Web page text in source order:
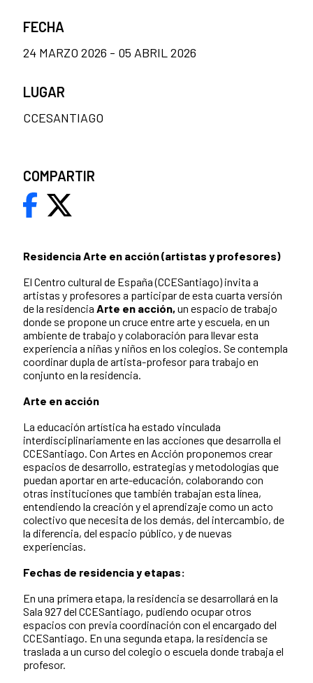
Residencia Arte en acción (artistas y profesores)
El Centro cultural de España (CCESantiago) invita a
artistas y profesores a participar de esta cuarta versión
de la residencia Arte en acción, un espacio de trabajo
donde se propone un cruce entre arte y escuela, en un
ambiente de trabajo y colaboración para llevar esta
experiencia a niñas y niños en los colegios. Se contempla
coordinar dupla de artista-profesor para trabajo en
conjunto en la residencia.
Arte en acción
La educación artística ha estado vinculada
interdisciplinariamente en las acciones que desarrolla el
CCESantiago. Con Artes en Acción proponemos crear
espacios de desarrollo, estrategias y metodologías que
puedan aportar en arte-educación, colaborando con
otras instituciones que también trabajan esta línea,
entendiendo la creación y el aprendizaje como un acto
colectivo que necesita de los demás, del intercambio, de
la diferencia, del espacio público, y de nuevas
experiencias.
Fechas de residencia y etapas:
En una primera etapa, la residencia se desarrollará en la
Sala 927 del CCESantiago, pudiendo ocupar otros
espacios con previa coordinación con el encargado del
CCESantiago. En una segunda etapa, la residencia se
traslada a un curso del colegio o escuela donde trabaja el
profesor.
FECHA
24 MARZO 2026 - 05 ABRIL 2026
LUGAR
CCESANTIAGO
COMPARTIR